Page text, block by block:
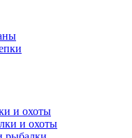
и охоты
и охоты